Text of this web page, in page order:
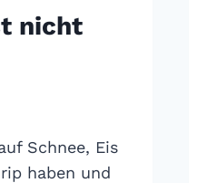
nicht
Schnee, Eis
haben und